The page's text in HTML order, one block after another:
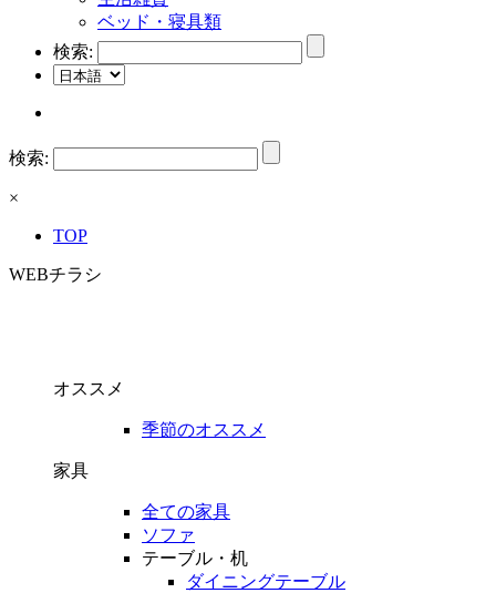
ベッド・寝具類
検索:
検索:
×
TOP
WEBチラシ
オススメ
季節のオススメ
家具
全ての家具
ソファ
テーブル・机
ダイニングテーブル